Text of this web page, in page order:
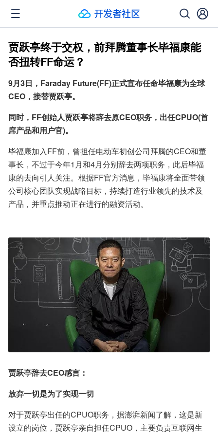
贾跃亭终于交权，前拜腾董事长毕福康能
否扭转FF命运？
9月3日，Faraday Future(FF)正式宣布任命毕福康为全球
CEO，接替贾跃亭。
同时，FF创始人贾跃亭将辞去原CEO职务，出任CPUO(首
席产品和用户官)。
毕福康加入FF前，曾担任电动车初创公司拜腾的CEO和董
事长，不过于今年1月和4月分别辞去两项职务，此后毕福
康的去向引人关注。根据FF官方消息，毕福康将全面带领
公司核心团队实现战略目标，持续打造行业领先的技术及
产品，并重点推动正在进行的融资活动。
贾跃亭辞去CEO感言：
放弃一切是为了实现一切
对于贾跃亭出任的CPUO职务，据澎湃新闻了解，这是新
设立的岗位，贾跃亭亲自担任CPUO，主要负责互联网生